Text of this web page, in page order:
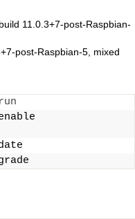
11.0.3+7-post-Raspbian-
post-Raspbian-5, mixed